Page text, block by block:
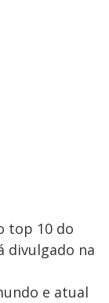
top 10 do
divulgado na
e atual